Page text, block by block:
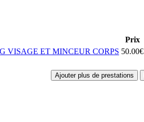
Prix
VISAGE ET MINCEUR CORPS 50.00€
Ajouter plus de prestations